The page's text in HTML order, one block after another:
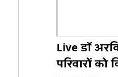
Live डॉ
परिवारों को